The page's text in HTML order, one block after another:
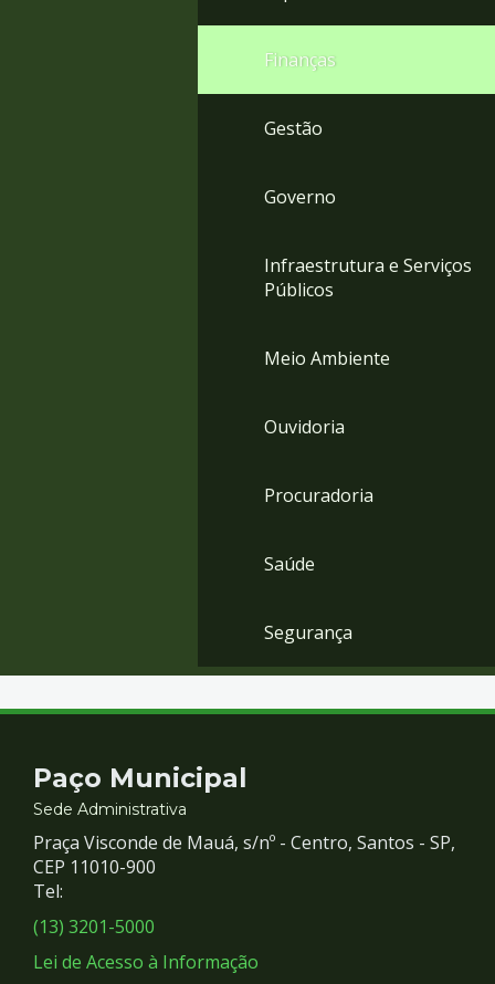
Finanças
Gestão
Governo
Infraestrutura e Serviços
Públicos
Meio Ambiente
Ouvidoria
Procuradoria
Saúde
Segurança
Contato
e
Redes
Sociais
Paço Municipal
Sede Administrativa
Praça Visconde de Mauá, s/nº - Centro, Santos - SP,
CEP 11010-900
Tel:
(13) 3201-5000
Lei de Acesso à Informação